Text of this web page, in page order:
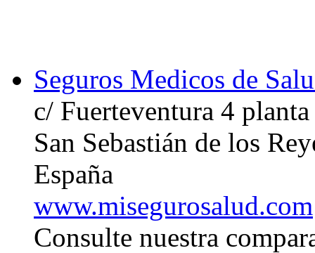
Seguros Medicos de
c/ Fuerteventura 4
San Sebastián de los
España
www.misegurosalud.com
Consulte nuestra